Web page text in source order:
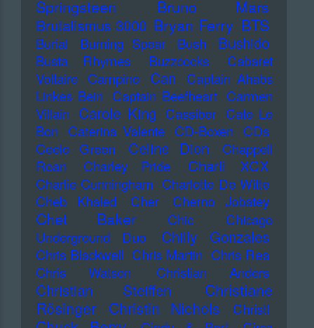
Springsteen Bruno Mars
Brutalismus 3000 Bryan Ferry BTS
Burial Burning Spear Bush Bushido
Busta Rhymes Buzzcocks
Cabaret
Voltaire Campino Can
Captain Ahabs
Linkes Bein Captain Beefheart Carmen
Villain Carole King Cassiber Cate Le
Bon
Caterina Valente CD-Boxen
CDs
Ceelo Green
Celine Dion
Chappell
Roan
Charley Pride Charli XCX
Charlie Cunningham Charlotte De Witte
Cheb Khaled
Cher Cherno Jobatey
Chet Baker Chic
Chicago
Underground Duo
Chilly Gonzales
Chris Blackwell Chris Martin Chris Rea
Chris Watson
Christian Anders
Christian Steiffen
Christiane
Rösinger
Christin Nichols Christl